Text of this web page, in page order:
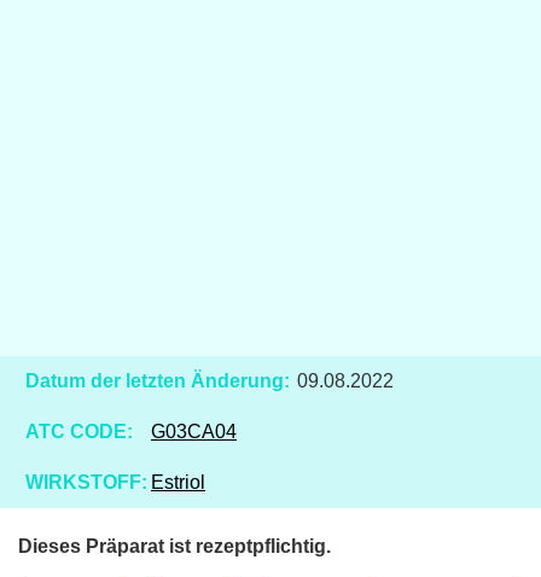
Datum der letzten Änderung: 09.08.2022
ATC CODE: G03CA04
WIRKSTOFF: Estriol
Dieses Präparat ist rezeptpflichtig.